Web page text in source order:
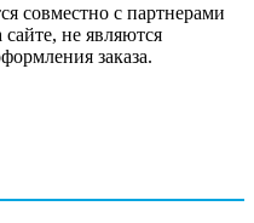
совместно с партнерами
не являются
заказа.